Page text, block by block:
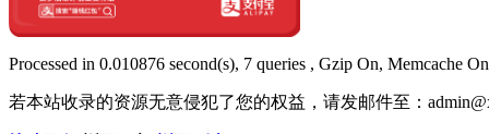
Processed in 0.010876 second(s), 7 queries , Gzip On, Memcache
若本站收录的资源无意侵犯了您的权益，请发邮件至：